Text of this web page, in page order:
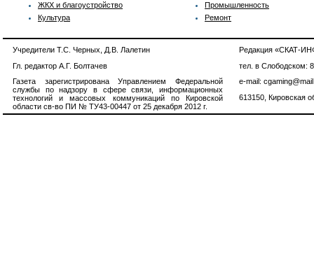
ЖКХ и благоустройство
Культура
Промышленность
Ремонт
Учредители Т.С. Черных, Д.В. Лалетин
Гл. редактор А.Г. Болтачев
Газета зарегистрирована Управлением Федеральной
службы по надзору в сфере связи, информационных
технологий и массовых коммуникаций по Кировской
области св-во ПИ № ТУ43-00447 от 25 декабря 2012 г.
Редакция «СКАТ-
тел. в Слободском:
e-mail:
613150, Кировская